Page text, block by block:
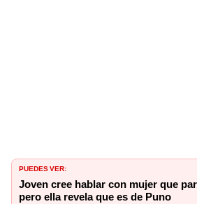
PUEDES VER:
Joven cree hablar con mujer que
pero ella revela que es de Puno